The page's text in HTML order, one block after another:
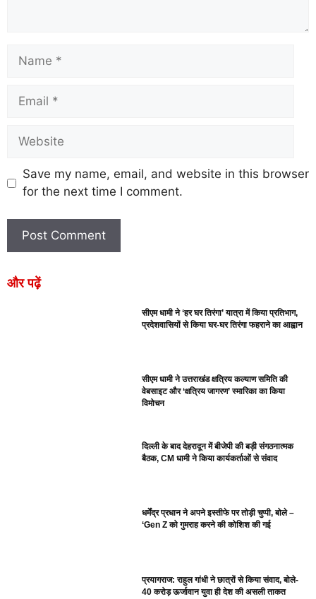
Save my name, email, and website in this browser
for the next time I comment.
और पढ़ें
सीएम धामी ने ‘हर घर तिरंगा’ यात्रा में किया प्रतिभाग,
प्रदेशवासियों से किया घर-घर तिरंगा फहराने का आह्वान
सीएम धामी ने उत्तराखंड क्षत्रिय कल्याण समिति की
वेबसाइट और ‘क्षत्रिय जागरण’ स्मारिका का किया
विमोचन
दिल्ली के बाद देहरादून में बीजेपी की बड़ी संगठनात्मक
बैठक, CM धामी ने किया कार्यकर्ताओं से संवाद
धर्मेंद्र प्रधान ने अपने इस्तीफे पर तोड़ी चुप्पी, बोले –
‘Gen Z को गुमराह करने की कोशिश की गई
प्रयागराज: राहुल गांधी ने छात्रों से किया संवाद, बोले-
40 करोड़ ऊर्जावान युवा ही देश की असली ताकत